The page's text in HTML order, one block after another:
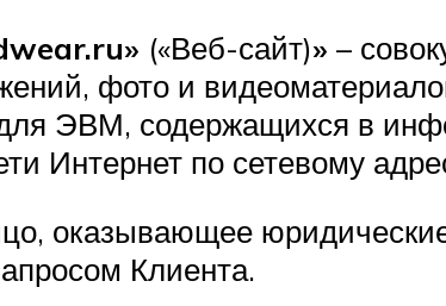
(«Веб-сайт)» –
фото и
ЭВМ, содержащихся в
Интернет по сетевому
оказывающее
Клиента.